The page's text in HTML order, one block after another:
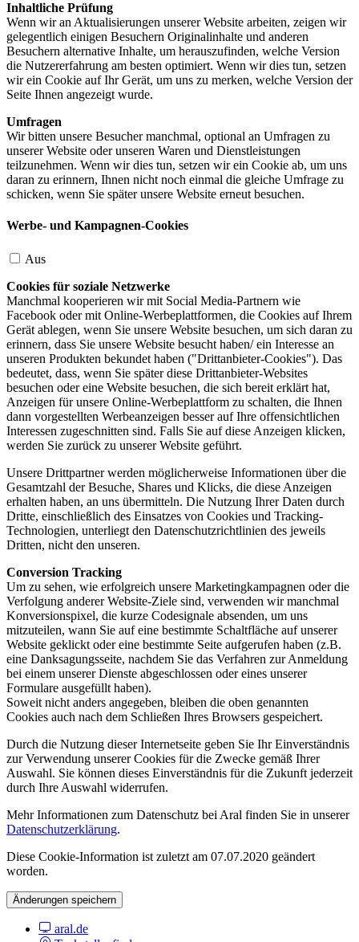
Inhaltliche Prüfung
Wenn wir an Aktualisierungen unserer Website arbeiten, zeigen wir
gelegentlich einigen Besuchern Originalinhalte und anderen
Besuchern alternative Inhalte, um herauszufinden, welche Version
die Nutzererfahrung am besten optimiert. Wenn wir dies tun, setzen
wir ein Cookie auf Ihr Gerät, um uns zu merken, welche Version der
Seite Ihnen angezeigt wurde.
Umfragen
Wir bitten unsere Besucher manchmal, optional an Umfragen zu
unserer Website oder unseren Waren und Dienstleistungen
teilzunehmen. Wenn wir dies tun, setzen wir ein Cookie ab, um uns
daran zu erinnern, Ihnen nicht noch einmal die gleiche Umfrage zu
schicken, wenn Sie später unsere Website erneut besuchen.
Werbe- und Kampagnen-Cookies
Aus
Cookies für soziale Netzwerke
Manchmal kooperieren wir mit Social Media-Partnern wie
Facebook oder mit Online-Werbeplattformen, die Cookies auf Ihrem
Gerät ablegen, wenn Sie unsere Website besuchen, um sich daran zu
erinnern, dass Sie unsere Website besucht haben/ ein Interesse an
unseren Produkten bekundet haben ("Drittanbieter-Cookies"). Das
bedeutet, dass, wenn Sie später diese Drittanbieter-Websites
besuchen oder eine Website besuchen, die sich bereit erklärt hat,
Anzeigen für unsere Online-Werbeplattform zu schalten, die Ihnen
dann vorgestellten Werbeanzeigen besser auf Ihre offensichtlichen
Interessen zugeschnitten sind. Falls Sie auf diese Anzeigen klicken,
werden Sie zurück zu unserer Website geführt.
Unsere Drittpartner werden möglicherweise Informationen über die
Gesamtzahl der Besuche, Shares und Klicks, die diese Anzeigen
erhalten haben, an uns übermitteln. Die Nutzung Ihrer Daten durch
Dritte, einschließlich des Einsatzes von Cookies und Tracking-
Technologien, unterliegt den Datenschutzrichtlinien des jeweils
Dritten, nicht den unseren.
Conversion Tracking
Um zu sehen, wie erfolgreich unsere Marketingkampagnen oder die
Verfolgung anderer Website-Ziele sind, verwenden wir manchmal
Konversionspixel, die kurze Codesignale absenden, um uns
mitzuteilen, wann Sie auf eine bestimmte Schaltfläche auf unserer
Website geklickt oder eine bestimmte Seite aufgerufen haben (z.B.
eine Danksagungsseite, nachdem Sie das Verfahren zur Anmeldung
bei einem unserer Dienste abgeschlossen oder eines unserer
Formulare ausgefüllt haben).
Soweit nicht anders angegeben, bleiben die oben genannten
Cookies auch nach dem Schließen Ihres Browsers gespeichert.
Durch die Nutzung dieser Internetseite geben Sie Ihr Einverständnis
zur Verwendung unserer Cookies für die Zwecke gemäß Ihrer
Auswahl. Sie können dieses Einverständnis für die Zukunft jederzeit
durch Ihre Auswahl widerrufen.
Mehr Informationen zum Datenschutz bei Aral finden Sie in unserer
Datenschutzerklärung.
Diese Cookie-Information ist zuletzt am 07.07.2020 geändert
worden.
Änderungen speichern
aral.de